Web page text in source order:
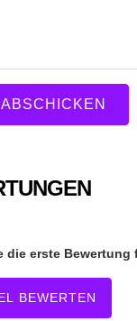
die erste
BEWERTEN